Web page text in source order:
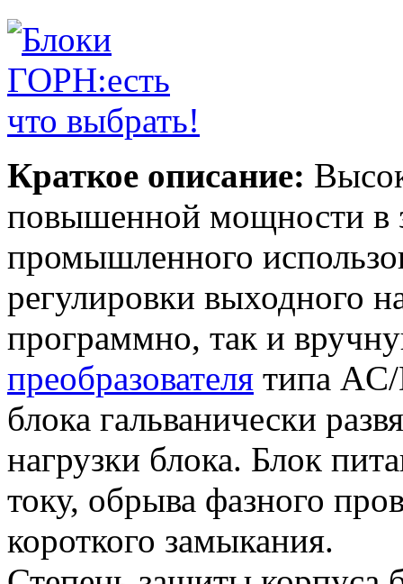
Краткое описание:
повышенной мощности в
промышленного
регулировки выходного
программно, так и
преобразователя типа
блока гальванически
нагрузки блока. Блок
току, обрыва фазного
короткого замыкания.